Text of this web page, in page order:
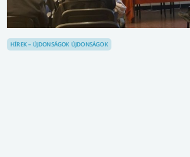
HÍREK – ÚJDONSÁGOK ÚJDONSÁGOK